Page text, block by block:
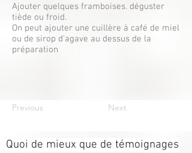
Ajouter quelques framboises. déguster
tiède ou froid.
On peut ajouter une cuillère à café de miel
ou de sirop d'agave au dessus de la
préparation
Previous Next
Quoi de mieux que de témoignages